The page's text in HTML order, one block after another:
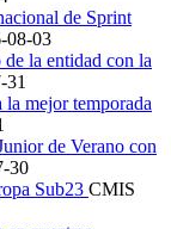
de Sprint
08-03
la entidad con la
31
mejor temporada
de Verano con
30
Sub23 CMIS